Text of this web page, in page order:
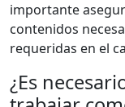
importante
contenidos
requeridas en el
¿Es